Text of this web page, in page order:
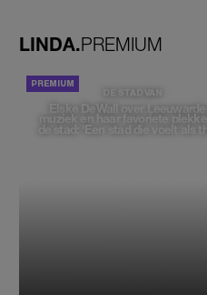
LINDA.PREMIUM
DE STAD VAN
Elske DeWall over Leeuwarden,
muziek en haar favoriete
de stad: 'Een stad die voelt als